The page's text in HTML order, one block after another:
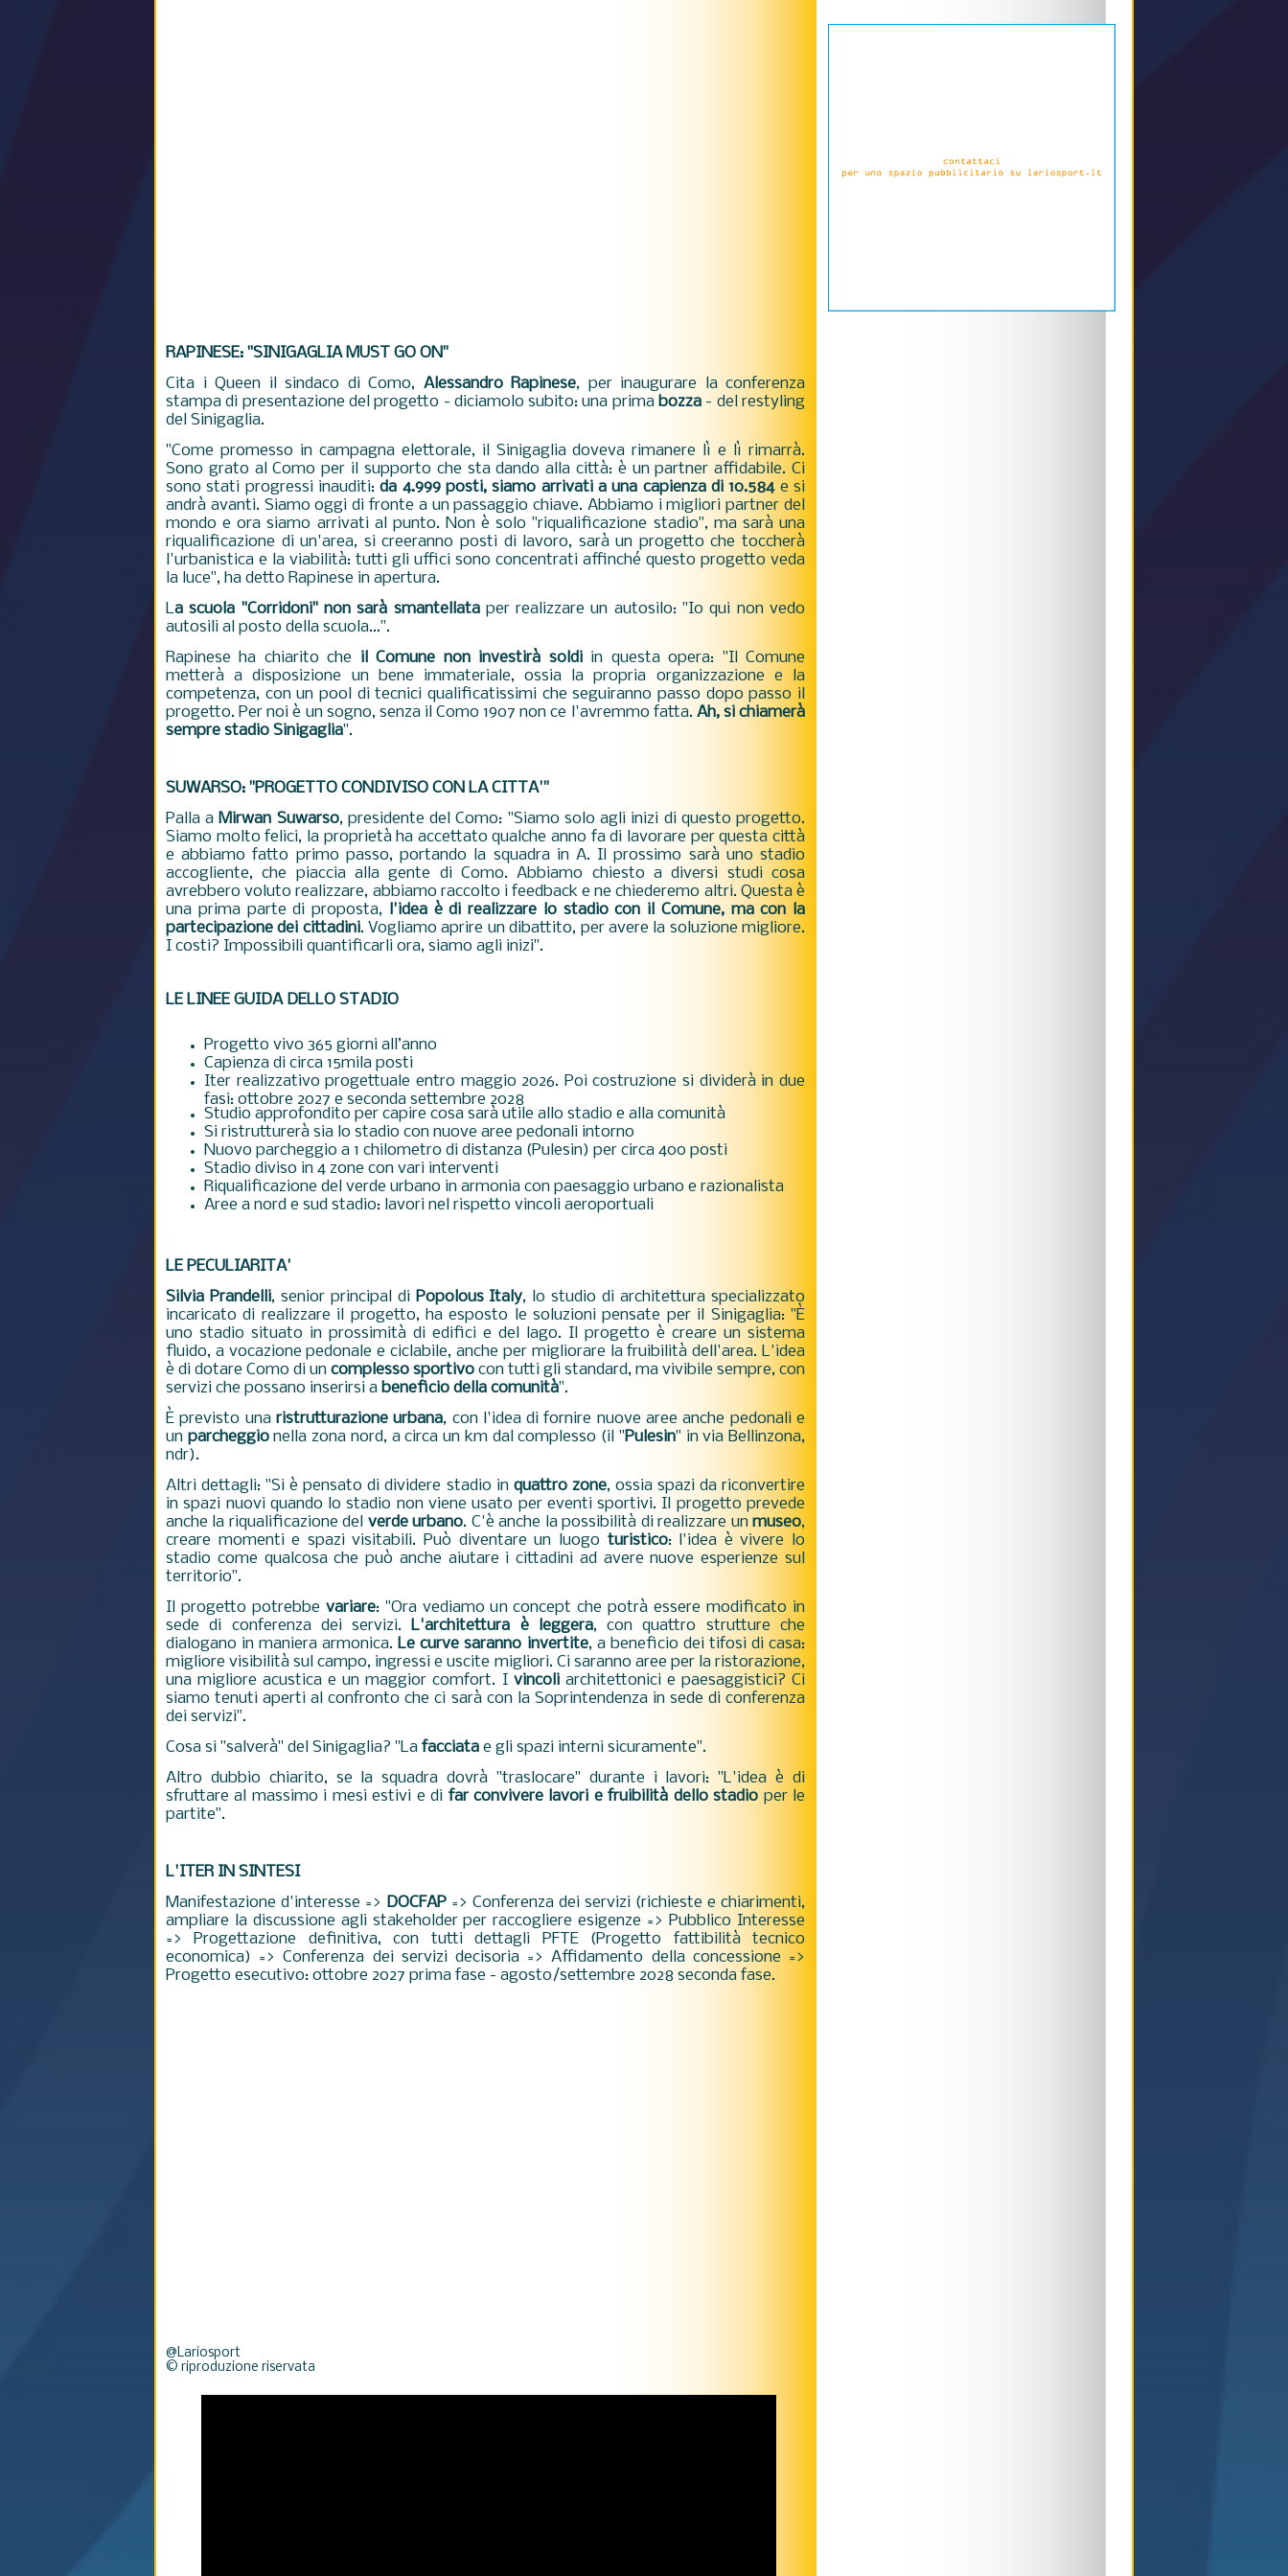
RAPINESE: "SINIGAGLIA MUST GO ON"
Cita i Queen il sindaco di Como, Alessandro Rapinese, per inaugurare la conferenza
stampa di presentazione del progetto - diciamolo subito: una primabozza - del restyling
del Sinigaglia.
"Come promesso in campagna elettorale, il Sinigaglia doveva rimanere lì e lì rimarrà.
Sono grato al Como per il supporto che sta dando alla città: è un partner affidabile. Ci
sono stati progressi inauditi:da 4.999 posti, siamo arrivati a una capienza di 10.584 e si
andrà avanti. Siamo oggi di fronte a un passaggio chiave. Abbiamo i migliori partner del
mondo e ora siamo arrivati al punto. Non è solo "riqualificazione stadio", ma sarà una
riqualificazione di un'area, si creeranno posti di lavoro, sarà un progetto che toccherà
l'urbanistica e la viabilità: tutti gli uffici sono concentrati affinché questo progetto veda
la luce", ha detto Rapinese in apertura.
La scuola "Corridoni" non sarà smantellataper realizzare un autosilo: "Io qui non vedo
autosili al posto della scuola...".
Rapinese ha chiarito che il Comune non investirà soldiin questa opera: "Il Comune
metterà a disposizione un bene immateriale, ossia la propria organizzazione e la
competenza, con un pool di tecnici qualificatissimi che seguiranno passo dopo passo il
progetto. Per noi è un sogno, senza il Como 1907 non ce l'avremmo fatta. Ah, si chiamerà
sempre stadio Sinigaglia".
SUWARSO: "PROGETTO CONDIVISO CON LA CITTA'"
Palla aMirwan Suwarso, presidente del Como: "Siamo solo agli inizi di questo progetto.
Siamo molto felici, la proprietà ha accettato qualche anno fa di lavorare per questa città
e abbiamo fatto primo passo, portando la squadra in A. Il prossimo sarà uno stadio
accogliente, che piaccia alla gente di Como. Abbiamo chiesto a diversi studi cosa
avrebbero voluto realizzare, abbiamo raccolto i feedback e ne chiederemo altri. Questa è
una prima parte di proposta, l'idea è di realizzare lo stadio con il Comune, ma con la
partecipazione dei cittadini. Vogliamo aprire un dibattito, per avere la soluzione migliore.
I costi? Impossibili quantificarli ora, siamo agli inizi".
LE LINEE GUIDA DELLO STADIO
Progetto vivo 365 giorni all’anno
Capienza di circa 15mila posti
Iter realizzativo progettuale entro maggio 2026. Poi costruzione si dividerà in due
fasi: ottobre 2027 e seconda settembre 2028
Studio approfondito per capire cosa sarà utile allo stadio e alla comunità
Si ristrutturerà sia lo stadio con nuove aree pedonali intorno
Nuovo parcheggio a 1 chilometro di distanza (Pulesin) per circa 400 posti
Stadio diviso in 4 zone con vari interventi
Riqualificazione del verde urbano in armonia con paesaggio urbano e razionalista
Aree a nord e sud stadio: lavori nel rispetto vincoli aeroportuali
LE PECULIARITA'
Silvia Prandelli, senior principal di Popolous Italy, lo studio di architettura specializzato
incaricato di realizzare il progetto, ha esposto le soluzioni pensate per il Sinigaglia: "È
uno stadio situato in prossimità di edifici e del lago. Il progetto è creare un sistema
fluido, a vocazione pedonale e ciclabile, anche per migliorare la fruibilità dell'area. L'idea
è di dotare Como di un complesso sportivo con tutti gli standard, ma vivibile sempre, con
servizi che possano inserirsi a beneficio della comunità".
È previsto una ristrutturazione urbana, con l'idea di fornire nuove aree anche pedonali e
un parcheggionella zona nord, a circa un km dal complesso (il "Pulesin" in via Bellinzona,
ndr).
Altri dettagli: "Si è pensato di dividere stadio in quattro zone, ossia spazi da riconvertire
in spazi nuovi quando lo stadio non viene usato per eventi sportivi. Il progetto prevede
anche la riqualificazione del verde urbano. C'èanche la possibilità di realizzare unmuseo,
creare momenti e spazi visitabili. Può diventare un luogo turistico: l'idea è vivere lo
stadio come qualcosa che può anche aiutare i cittadini ad avere nuove esperienze sul
territorio".
Il progetto potrebbe variare: "Ora vediamo un concept che potrà essere modificato in
sede di conferenza dei servizi.L'architettura è leggera, con quattro strutture che
dialogano in maniera armonica.Le curve saranno invertite, a beneficio dei tifosi di casa:
migliore visibilità sul campo, ingressi e uscite migliori. Ci saranno aree per la ristorazione,
una migliore acustica e un maggior comfort. I vincoliarchitettonici e paesaggistici?Ci
siamo tenuti aperti al confronto che ci sarà con la Soprintendenza in sede di conferenza
dei servizi".
Cosa si "salverà" del Sinigaglia? "La facciata e gli spazi interni sicuramente".
Altro dubbio chiarito, se la squadra dovrà "traslocare" durante i lavori: "L'idea è di
sfruttare al massimo i mesi estivi e di far convivere lavori e fruibilità dello stadio per le
partite".
L'ITER IN SINTESI
Manifestazione d'interesse => DOCFAP => Conferenza dei servizi (richieste e chiarimenti,
ampliare la discussione agli stakeholder per raccogliere esigenze => Pubblico Interesse
=> Progettazione definitiva, con tutti dettagli PFTE (Progetto fattibilità tecnico
economica) => Conferenza dei servizi decisoria => Affidamento della concessione =>
Progetto esecutivo: ottobre 2027 prima fase - agosto/settembre 2028 seconda fase.
@Lariosport
© riproduzione riservata